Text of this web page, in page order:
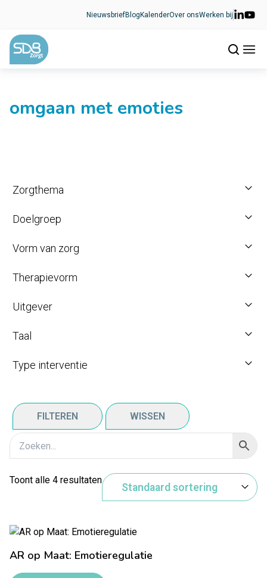
NieuwsbriefBlog KalenderOver onsWerken bij
omgaan met emoties
Zorgthema
Doelgroep
Vorm van zorg
Therapievorm
Uitgever
Taal
Type interventie
FILTEREN WISSEN
Toont alle 4 resultaten
AR op Maat: Emotieregulatie